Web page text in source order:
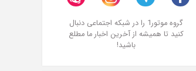
گروه موتور1 را در شبکه اجتماعی دنبال
کنید تا همیشه از آخرین اخبار ما مطلع
باشید!